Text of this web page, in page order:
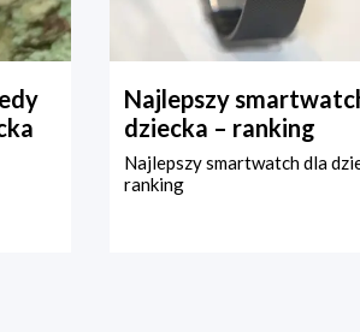
Najlepszy
dziecka – ranking
Najlepszy smartwatch dla
ranking